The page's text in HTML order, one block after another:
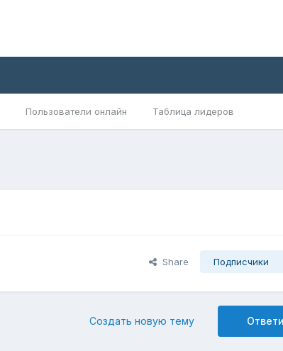
Пользователи онлайн Таблица лидеров
Share Подписчики
Создать новую тему